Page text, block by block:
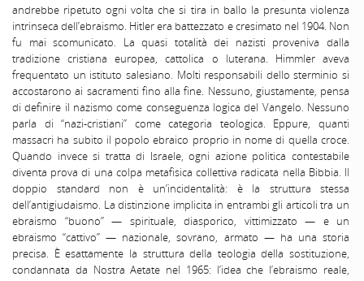
andrebbe ripetuto ogni volta che si tira in ballo la presunta violenza
intrinseca dell’ebraismo. Hitler era battezzato e cresimato nel 1904. Non
fu mai scomunicato. La quasi totalità dei nazisti proveniva dalla
tradizione cristiana europea, cattolica o luterana. Himmler aveva
frequentato un istituto salesiano. Molti responsabili dello sterminio si
accostarono ai sacramenti fino alla fine. Nessuno, giustamente, pensa
di definire il nazismo come conseguenza logica del Vangelo. Nessuno
parla di “nazi-cristiani” come categoria teologica. Eppure, quanti
massacri ha subito il popolo ebraico proprio in nome di quella croce.
Quando invece si tratta di Israele, ogni azione politica contestabile
diventa prova di una colpa metafisica collettiva radicata nella Bibbia. Il
doppio standard non è un’incidentalità: è la struttura stessa
dell’antigiudaismo. La distinzione implicita in entrambi gli articoli tra un
ebraismo “buono” — spirituale, diasporico, vittimizzato — e un
ebraismo “cattivo” — nazionale, sovrano, armato — ha una storia
precisa. È esattamente la struttura della teologia della sostituzione,
condannata da Nostra Aetate nel 1965: l’idea che l’ebraismo reale,